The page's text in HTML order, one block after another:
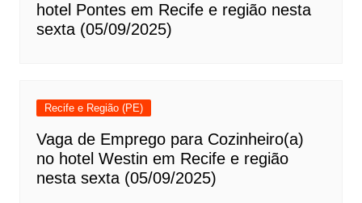
hotel Pontes em Recife e região nesta
sexta (05/09/2025)
Recife e Região (PE)
Vaga de Emprego para Cozinheiro(a)
no hotel Westin em Recife e região
nesta sexta (05/09/2025)